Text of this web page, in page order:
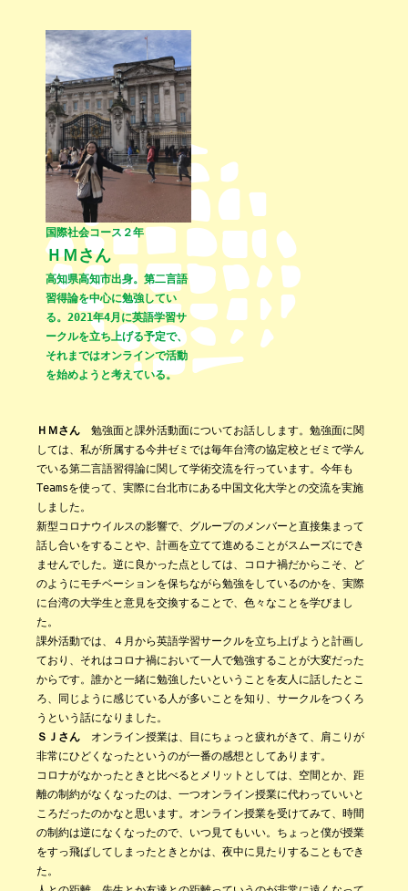
国際社会コース２年
ＨＭさん
高知県高知市出身。第二言語
習得論を中心に勉強してい
る。2021年4月に英語学習サ
ークルを立ち上げる予定で、
それまではオンラインで活動
を始めようと考えている。
ＨＭさん 勉強面と課外活動面についてお話しします。勉強面に関
しては、私が所属する今井ゼミでは毎年台湾の協定校とゼミで学ん
でいる第二言語習得論に関して学術交流を行っています。今年も
Teamsを使って、実際に台北市にある中国文化大学との交流を実施
しました。
新型コロナウイルスの影響で、グループのメンバーと直接集まって
話し合いをすることや、計画を立てて進めることがスムーズにでき
ませんでした。逆に良かった点としては、コロナ禍だからこそ、ど
のようにモチベーションを保ちながら勉強をしているのかを、実際
に台湾の大学生と意見を交換することで、色々なことを学びまし
た。
課外活動では、４月から英語学習サークルを立ち上げようと計画し
ており、それはコロナ禍において一人で勉強することが大変だった
からです。誰かと一緒に勉強したいということを友人に話したとこ
ろ、同じように感じている人が多いことを知り、サークルをつくろ
うという話になりました。
ＳＪさん オンライン授業は、目にちょっと疲れがきて、肩こりが
非常にひどくなったというのが一番の感想としてあります。
コロナがなかったときと比べるとメリットとしては、空間とか、距
離の制約がなくなったのは、一つオンライン授業に代わっていいと
ころだったのかなと思います。オンライン授業を受けてみて、時間
の制約は逆になくなったので、いつ見てもいい。ちょっと僕が授業
をすっ飛ばしてしまったときとかは、夜中に見たりすることもでき
た。